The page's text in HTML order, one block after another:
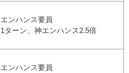
エンハンス要員
1ターン、神エンハンス2.5倍
エンハンス要員